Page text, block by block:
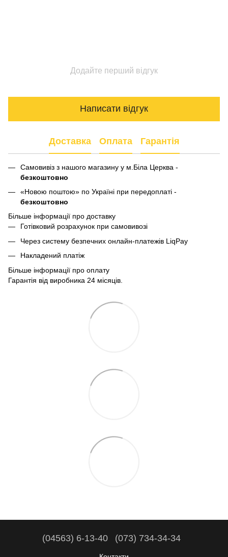
Додайте перший відгук
Написати відгук
Доставка Оплата Гарантія
Самовивіз з нашого магазину у м.Біла Церква -
безкоштовно
«Новою поштою» по Україні при передоплаті -
безкоштовно
Більше інформації про доставку
Готівковий розрахунок при самовивозі
Через систему безпечних онлайн-платежів LiqPay
Накладений платіж
Більше інформації про оплату
Гарантія від виробника 24 місяців.
(04563) 6-13-40 (073) 734-34-34